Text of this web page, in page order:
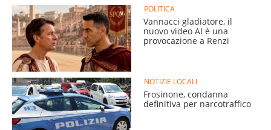
POLITICA
Vannacci gladiatore, il
nuovo video AI è una
provocazione a Renzi
NOTIZIE LOCALI
Frosinone, condanna
definitiva per narcotraffico